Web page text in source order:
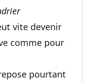
vite devenir
comme pour
pourtant